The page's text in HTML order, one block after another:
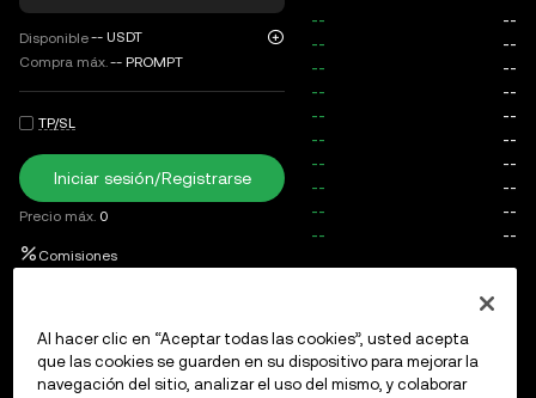
Disponible-- USDT
Compra máx.-- PROMPT
TP/SL
Iniciar sesión/Registrarse
Precio máx. 0
Comisiones
Al hacer clic en “Aceptar todas las cookies”, usted acepta
que las cookies se guarden en su dispositivo para mejorar la
navegación del sitio, analizar el uso del mismo, y colaborar